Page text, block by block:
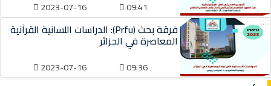
09:41
2023-07-16
فرقة بحث (Prfu): الدراسات اللسانية القرآنية
المعاصرة في الجزائر
09:36
2023-07-16